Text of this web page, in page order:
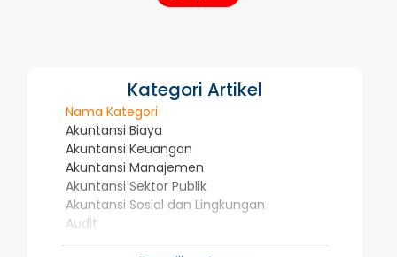
Kategori Artikel
Nama Kategori
Akuntansi Biaya
Akuntansi Keuangan
Akuntansi Manajemen
Akuntansi Sektor Publik
Akuntansi Sosial dan Lingkungan
Audit
Investasi dan Pasar Modal